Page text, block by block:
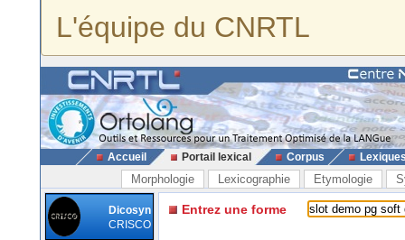
L'équipe du CNRTL
Accueil Portail lexical Corpus
Morphologie Lexicographie Etymologie
Dicosyn
CRISCO
Entrez une forme